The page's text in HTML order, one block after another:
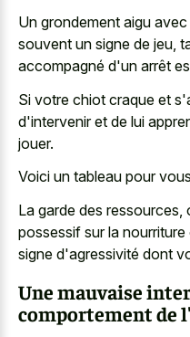
Un grondement aigu
souvent un signe de jeu,
accompagné d'un arrêt
Si votre chiot craque et
d'intervenir et de lui
jouer.
Voici un tableau pour
La garde des
possessif sur la
signe d'agressivité dont
Une mauvaise
comportement de